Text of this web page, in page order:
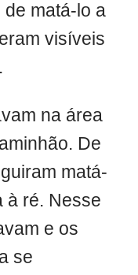
matá-lo a
visíveis
na área
De
matá-
à ré. Nesse
e os
se